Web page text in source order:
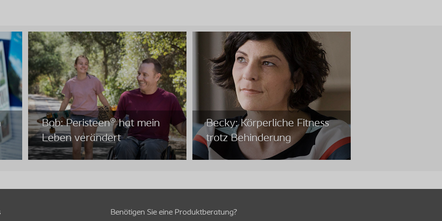
Bob: Peristeen® hat mein
Leben verändert
Bob: Peristeen® hat mein
Becky: Körperliche Fitness
trotz Behinderung
Becky: Körperliche Fitness
Benötigen Sie eine Produktberatung?